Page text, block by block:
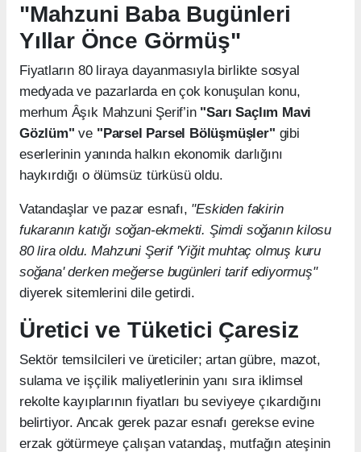
"Mahzuni Baba Bugünleri
Yıllar Önce Görmüş"
Fiyatların 80 liraya dayanmasıyla birlikte sosyal
medyada ve pazarlarda en çok konuşulan konu,
merhum Âşık Mahzuni Şerif’in "Sarı Saçlım Mavi
Gözlüm" ve "Parsel Parsel Bölüşmüşler" gibi
eserlerinin yanında halkın ekonomik darlığını
haykırdığı o ölümsüz türküsü oldu.
Vatandaşlar ve pazar esnafı, "Eskiden fakirin
fukaranın katığı soğan-ekmekti. Şimdi soğanın kilosu
80 lira oldu. Mahzuni Şerif 'Yiğit muhtaç olmuş kuru
soğana' derken meğerse bugünleri tarif ediyormuş"
diyerek sitemlerini dile getirdi.
Üretici ve Tüketici Çaresiz
Sektör temsilcileri ve üreticiler; artan gübre, mazot,
sulama ve işçilik maliyetlerinin yanı sıra iklimsel
rekolte kayıplarının fiyatları bu seviyeye çıkardığını
belirtiyor. Ancak gerek pazar esnafı gerekse evine
erzak götürmeye çalışan vatandaş, mutfağın ateşinin